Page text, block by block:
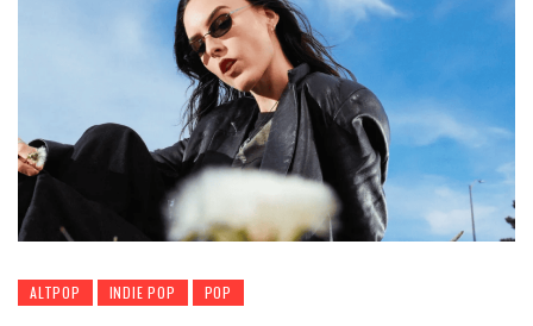
ALTPOP INDIE POP POP